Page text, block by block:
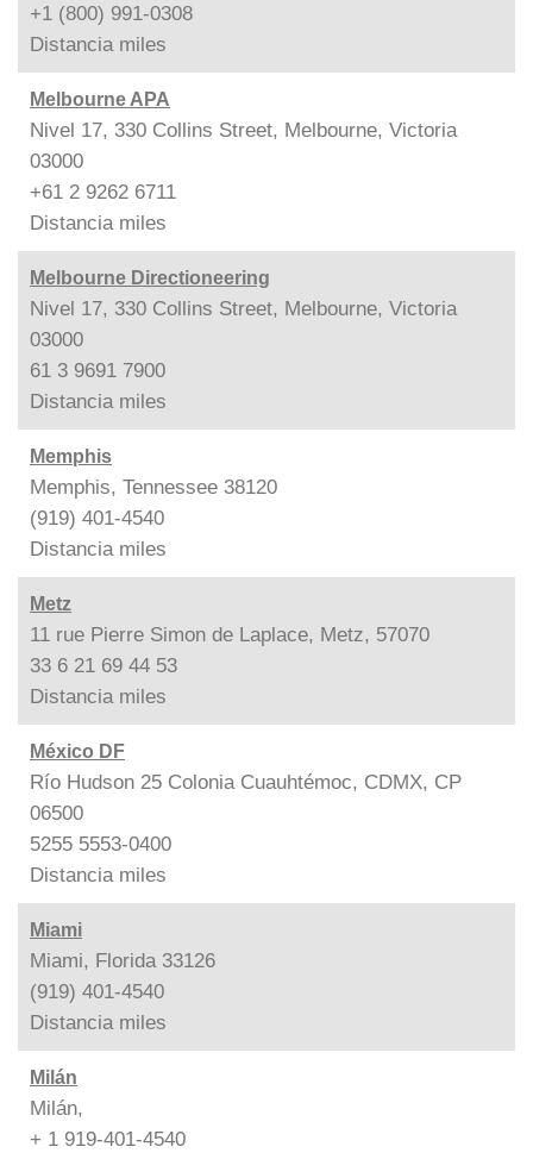
+1 (800) 991-0308
Distancia miles
Melbourne APA
Nivel 17, 330 Collins Street, Melbourne, Victoria
03000
+61 2 9262 6711
Distancia miles
Melbourne Directioneering
Nivel 17, 330 Collins Street, Melbourne, Victoria
03000
61 3 9691 7900
Distancia miles
Memphis
Memphis, Tennessee 38120
(919) 401-4540
Distancia miles
Metz
11 rue Pierre Simon de Laplace, Metz, 57070
33 6 21 69 44 53
Distancia miles
México DF
Río Hudson 25 Colonia Cuauhtémoc, CDMX, CP
06500
5255 5553-0400
Distancia miles
Miami
Miami, Florida 33126
(919) 401-4540
Distancia miles
Milán
Milán,
+ 1 919-401-4540